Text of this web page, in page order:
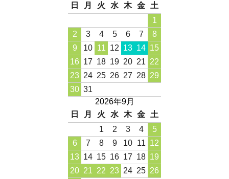
日
月 火 水 木 金
土
1
2
3 4 5 6 7
8
9
10 11 12 13 14 15
16 17 18 19 20 21 22
23 24 25 26 27 28 29
30 31
2026年9月
日
月 火 水 木 金
土
1
2 3 4
5
6
7 8 9 10 11 12
13 14 15 16 17 18 19
20 21 22 23 24 25 26